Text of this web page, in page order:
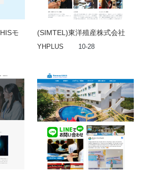
モ
(SIMTEL)東洋殖産株式会社
YHPLUS 10-28